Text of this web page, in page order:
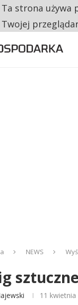
CO TRZECIĄ
NEWS
11 kwietnia
Ta strona używa
Twojej